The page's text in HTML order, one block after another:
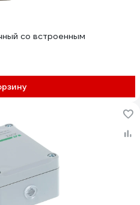
со встроенным